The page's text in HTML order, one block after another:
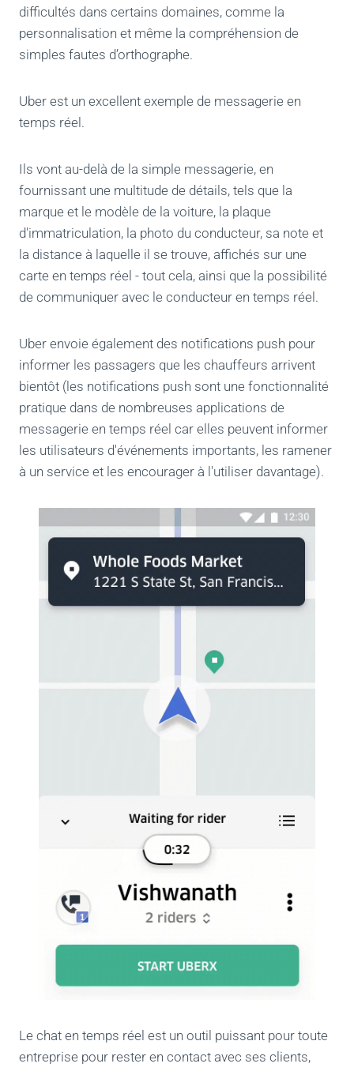
difficultés dans certains domaines, comme la
personnalisation et même la compréhension de
simples fautes d’orthographe.
Uber est un excellent exemple de messagerie en
temps réel.
Ils vont au-delà de la simple messagerie, en
fournissant une multitude de détails, tels que la
marque et le modèle de la voiture, la plaque
d'immatriculation, la photo du conducteur, sa note et
la distance à laquelle il se trouve, affichés sur une
carte en temps réel - tout cela, ainsi que la possibilité
de communiquer avec le conducteur en temps réel.
Uber envoie également des notifications push pour
informer les passagers que les chauffeurs arrivent
bientôt (les notifications push sont une fonctionnalité
pratique dans de nombreuses applications de
messagerie en temps réel car elles peuvent informer
les utilisateurs d'événements importants, les ramener
à un service et les encourager à l'utiliser davantage).
Le chat en temps réel est un outil puissant pour toute
entreprise pour rester en contact avec ses clients,